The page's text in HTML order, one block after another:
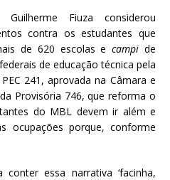
Fiuza considerou
contra os estudantes que
de 620 escolas ecampi de
de educação técnica pela
241, aprovada na Câmara e
Provisória 746, que reforma o
do MBL devem ir além e
ocupações porque, conforme
essa narrativa ‘facinha,